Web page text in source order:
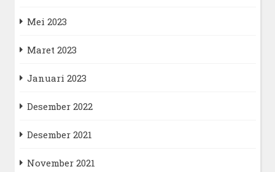
Mei 2023
Maret 2023
Januari 2023
Desember 2022
Desember 2021
November 2021